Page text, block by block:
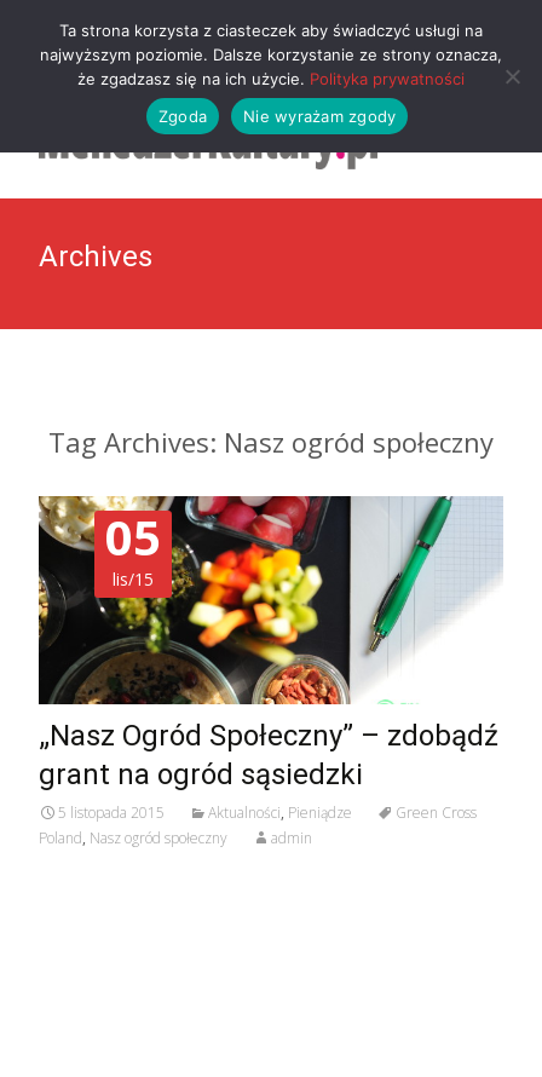
Archives
Tag Archives: Nasz ogród społeczny
05
lis/15
„Nasz Ogród Społeczny” – zdobądź
grant na ogród sąsiedzki
5 listopada 2015 Aktualności, Pieniądze
Green Cross
Poland, Nasz ogród społeczny admin
MENU
Ta strona korzysta z ciasteczek aby świadczyć usługi na
najwyższym poziomie. Dalsze korzystanie ze strony oznacza,
że zgadzasz się na ich użycie. Polityka prywatności
Zgoda
Nie wyrażam zgody